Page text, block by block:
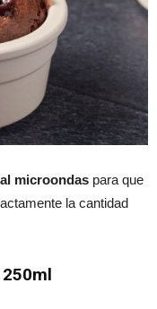
microondas para que
la cantidad